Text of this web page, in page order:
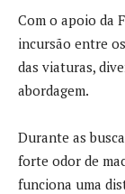
Com o apoio da
incursão entre
das viaturas,
abordagem.
Durante as
forte odor de
funciona uma